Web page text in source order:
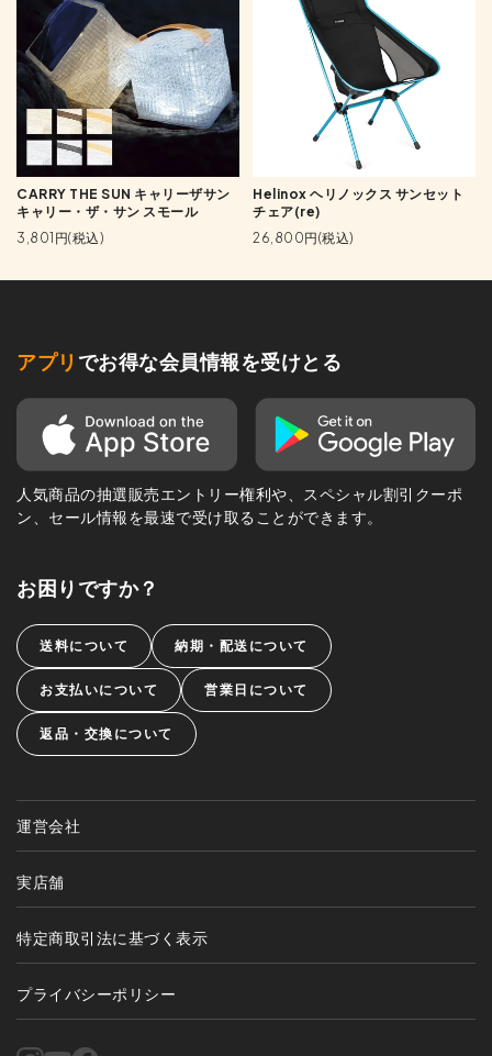
CARRY THE SUN キャリーザサン
キャリー・ザ・サン スモール
3,801円(税込)
Helinox ヘリノックス サンセット
チェア(re)
26,800円(税込)
アプリ でお得な会員情報を受けとる
人気商品の抽選販売エントリー権利や、スペシャル割引クーポ
ン、セール情報を最速で受け取ることができます。
お困りですか？
送料について 納期・配送について
お支払いについて 営業日について
返品・交換について
運営会社
実店舗
特定商取引法に基づく表示
プライバシーポリシー